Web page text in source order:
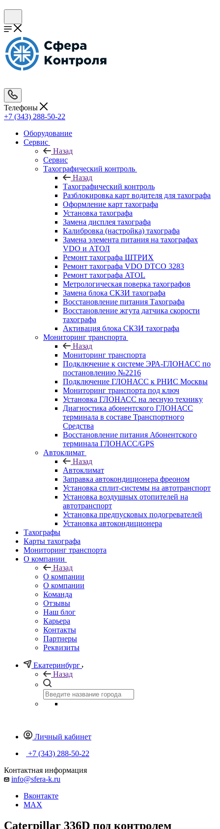
Телефоны
+7 (343) 288-50-22
Оборудование
Сервис
Назад
Сервис
Тахографический контроль
Назад
Тахографический контроль
Разблокировка карт водителя для тахографа
Оформление карт тахографа
Установка тахографа
Замена дисплея тахографа
Калибровка (настройка) тахографа
Замена элемента питания на тахографах
VDO и АТОЛ
Ремонт тахографа ШТРИХ
Ремонт тахографа VDO DTCO 3283
Ремонт тахографа ATOL
Метрологическая поверка тахографов
Замена блока СКЗИ тахографа
Восстановление питания Тахографа
Восстановление жгута датчика скорости
тахографа
Активация блока СКЗИ тахографа
Мониторинг транспорта
Назад
Мониторинг транспорта
Подключение к системе ЭРА-ГЛОНАСС по
постановлению №2216
Подключение ГЛОНАСС к РНИС Москвы
Мониторинг транспорта под ключ
Установка ГЛОНАСС на лесную технику
Диагностика абонентского ГЛОНАСС
терминала в составе Транспортного
Средства
Восстановление питания Абонентского
терминала ГЛОНАСС/GPS
Автоклимат
Назад
Автоклимат
Заправка автокондиционера фреоном
Установка сплит-системы на автотранспорт
Установка воздушных отопителей на
автотранспорт
Установка предпусковых подогревателей
Установка автокондиционера
Тахографы
Карты тахографа
Мониторинг транспорта
О компании
Назад
О компании
О компании
Команда
Отзывы
Наш блог
Карьера
Контакты
Партнеры
Реквизиты
Екатеринбург
Назад
Личный кабинет
+7 (343) 288-50-22
Контактная информация
info@sfera-k.ru
Вконтакте
MAX
Caterpillar 336D под контролем